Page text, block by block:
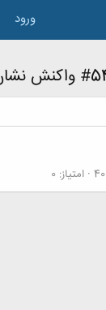
ورود
40 امتیاز 0